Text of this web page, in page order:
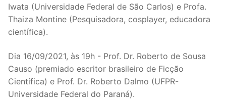
Iwata (Universidade Federal de São Carlos) e Profa.
Thaiza Montine (Pesquisadora, cosplayer, educadora
científica).
Dia 16/09/2021, às 19h - Prof. Dr. Roberto de Sousa
Causo (premiado escritor brasileiro de Ficção
Científica) e Prof. Dr. Roberto Dalmo (UFPR-
Universidade Federal do Paraná).